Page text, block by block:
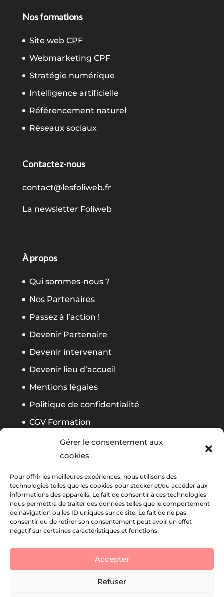
Gérer le consentement aux
cookies
Pour offrir les meilleures expériences, nous utilisons des
technologies telles que les cookies pour stocker et/ou accéder aux
informations des appareils. Le fait de consentir à ces technologies
nous permettra de traiter des données telles que le comportement
de navigation ou les ID uniques sur ce site. Le fait de ne pas
consentir ou de retirer son consentement peut avoir un effet
négatif sur certaines caractéristiques et fonctions.
Accepter
Refuser
Nos formations
Site web CPF
Webmarketing CPF
Stratégie numérique
Intelligence artificielle
Référencement naturel
Réseaux sociaux
Contactez-nous
contact@lesfoliweb.fr
La newsletter Foliweb
À propos
Qui sommes-nous ?
Nos Partenaires
Passez à l’action !
Devenir Partenaire
Devenir intervenant
Devenir lieu d’accueil
Mentions légales
Politique de confidentialité
CGV Formation
Règlement Foliweb Awards 2026
Suivez notre actu
La newsletter Foliweb